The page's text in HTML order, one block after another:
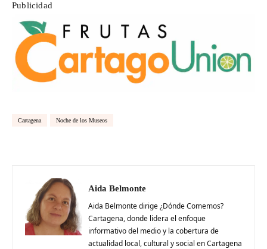
Publicidad
Cartagena Noche de los Museos
Aida Belmonte
Aida Belmonte dirige ¿Dónde Comemos?
Cartagena, donde lidera el enfoque
informativo del medio y la cobertura de
actualidad local, cultural y social en Cartagena